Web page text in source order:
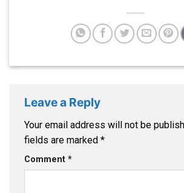
Leave a Reply
Your email address will not be
fields are marked *
Comment *